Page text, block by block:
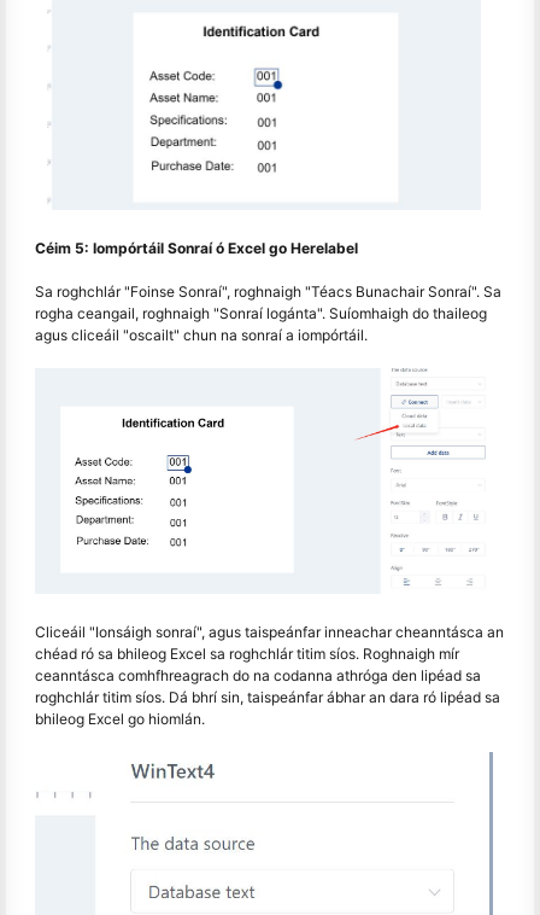
Céim 5: Iompórtáil Sonraí ó Excel go Herelabel
Sa roghchlár "Foinse Sonraí", roghnaigh "Téacs Bunachair Sonraí". Sa
rogha ceangail, roghnaigh "Sonraí logánta". Suíomhaigh do thaileog
agus cliceáil "oscailt" chun na sonraí a iompórtáil.
Cliceáil "Ionsáigh sonraí", agus taispeánfar inneachar cheanntásca an
chéad ró sa bhileog Excel sa roghchlár titim síos. Roghnaigh mír
ceanntásca comhfhreagrach do na codanna athróga den lipéad sa
roghchlár titim síos. Dá bhrí sin, taispeánfar ábhar an dara ró lipéad sa
bhileog Excel go hiomlán.